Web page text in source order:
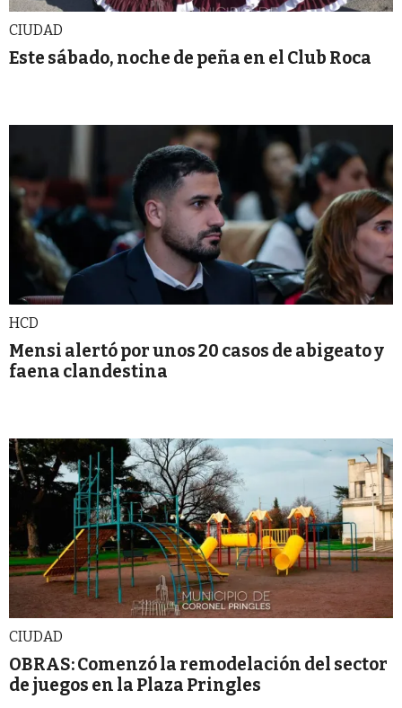
CIUDAD
Este sábado, noche de peña en el Club Roca
HCD
Mensi alertó por unos 20 casos de abigeato y
faena clandestina
CIUDAD
OBRAS: Comenzó la remodelación del sector
de juegos en la Plaza Pringles